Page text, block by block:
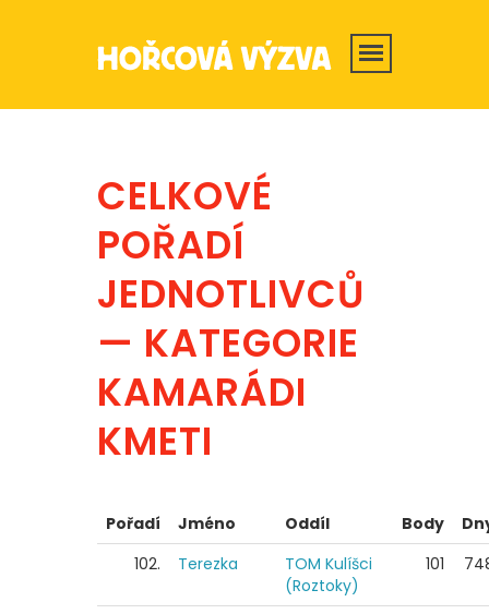
CELKOVÉ
POŘADÍ
JEDNOTLIVCŮ
— KATEGORIE
KAMARÁDI
KMETI
Pořadí Jméno Oddíl Body
102.
Terezka
TOM Kulíšci
(Roztoky)
101